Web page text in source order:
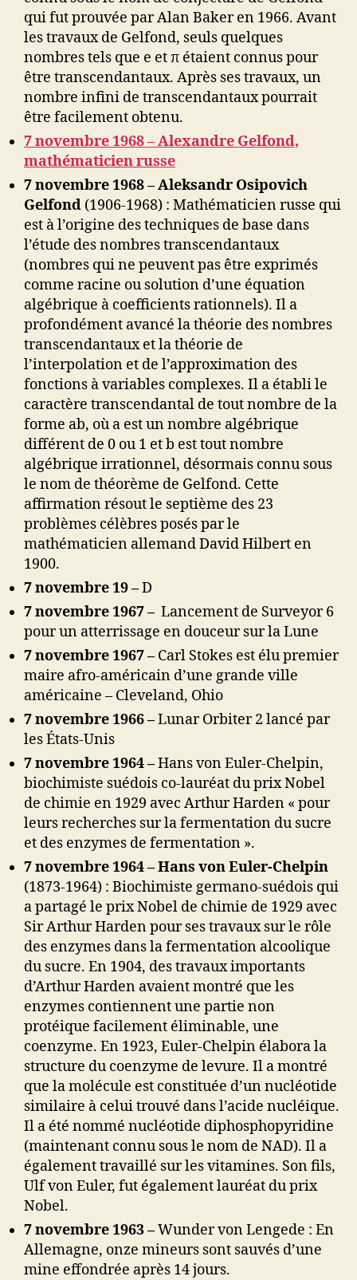
qui fut prouvée par Alan Baker en 1966. Avant
les travaux de Gelfond, seuls quelques
nombres tels que e et π étaient connus pour
être transcendantaux. Après ses travaux, un
nombre infini de transcendantaux pourrait
être facilement obtenu.
7 novembre 1968 – Alexandre Gelfond,
mathématicien russe
7 novembre 1968 – Aleksandr Osipovich
Gelfond (1906-1968) : Mathématicien russe qui
est à l’origine des techniques de base dans
l’étude des nombres transcendantaux
(nombres qui ne peuvent pas être exprimés
comme racine ou solution d’une équation
algébrique à coefficients rationnels). Il a
profondément avancé la théorie des nombres
transcendantaux et la théorie de
l’interpolation et de l’approximation des
fonctions à variables complexes. Il a établi le
caractère transcendantal de tout nombre de la
forme ab, où a est un nombre algébrique
différent de 0 ou 1 et b est tout nombre
algébrique irrationnel, désormais connu sous
le nom de théorème de Gelfond. Cette
affirmation résout le septième des 23
problèmes célèbres posés par le
mathématicien allemand David Hilbert en
1900.
7 novembre 19 –D
7 novembre 1967 – Lancement de Surveyor 6
pour un atterrissage en douceur sur la Lune
7 novembre 1967 – Carl Stokes est élu premier
maire afro-américain d’une grande ville
américaine – Cleveland, Ohio
7 novembre 1966 –Lunar Orbiter 2 lancé par
les États-Unis
7 novembre 1964 –Hans von Euler-Chelpin,
biochimiste suédois co-lauréat du prix Nobel
de chimie en 1929 avec Arthur Harden « pour
leurs recherches sur la fermentation du sucre
et des enzymes de fermentation ».
7 novembre 1964 – Hans von Euler-Chelpin
(1873-1964) : Biochimiste germano-suédois qui
a partagé le prix Nobel de chimie de 1929 avec
Sir Arthur Harden pour ses travaux sur le rôle
des enzymes dans la fermentation alcoolique
du sucre. En 1904, des travaux importants
d’Arthur Harden avaient montré que les
enzymes contiennent une partie non
protéique facilement éliminable, une
coenzyme. En 1923, Euler-Chelpin élabora la
structure du coenzyme de levure. Il a montré
que la molécule est constituée d’un nucléotide
similaire à celui trouvé dans l’acide nucléique.
Il a été nommé nucléotide diphosphopyridine
(maintenant connu sous le nom de NAD). Il a
également travaillé sur les vitamines. Son fils,
Ulf von Euler, fut également lauréat du prix
Nobel.
7 novembre 1963 –Wunder von Lengede : En
Allemagne, onze mineurs sont sauvés d’une
mine effondrée après 14 jours.